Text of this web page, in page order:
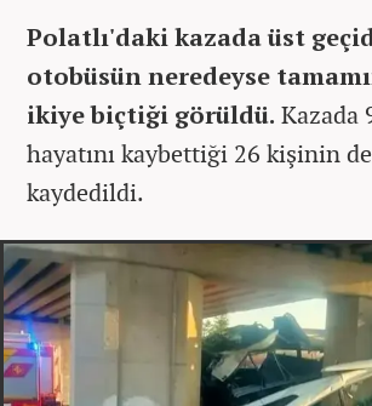
Polatlı'daki kazada üst
otobüsün neredeyse
ikiye biçtiği görüldü. Kazada
hayatını kaybettiği 26 kişinin
kaydedildi.